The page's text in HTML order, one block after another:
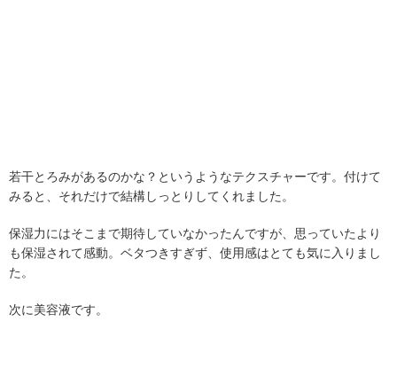
若干とろみがあるのかな？というようなテクスチャーです。付けて
みると、それだけで結構しっとりしてくれました。
保湿力にはそこまで期待していなかったんですが、思っていたより
も保湿されて感動。ベタつきすぎず、使用感はとても気に入りまし
た。
次に美容液です。